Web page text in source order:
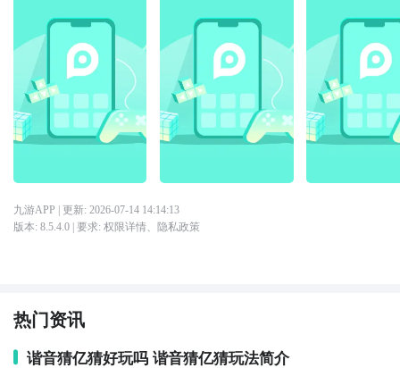
九游APP | 更新: 2026-07-14 14:14:13
版本: 8.5.4.0| 要求: 权限详情、 隐私政策
热门资讯
谐音猜亿猜好玩吗 谐音猜亿猜玩法简介